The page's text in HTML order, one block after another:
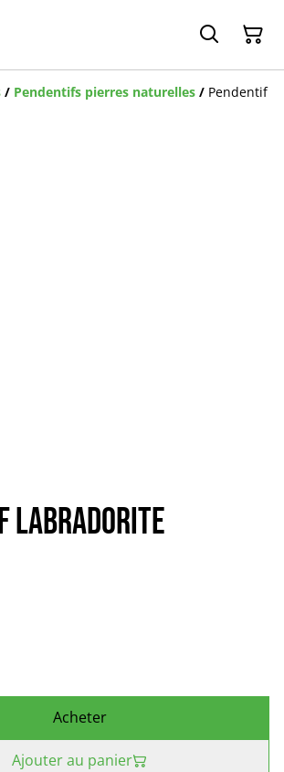
/ Pendentifs pierres naturelles / Pendentif
Labradorite
Acheter
Ajouter au panier